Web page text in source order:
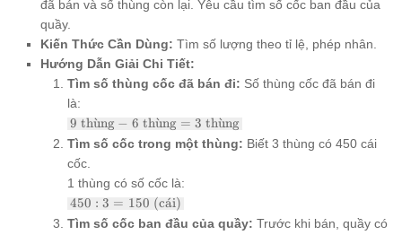
đã bán và số thùng còn lại. Yêu cầu tìm số cốc ban đầu của
quầy.
Kiến Thức Cần Dùng: Tìm số lượng theo tỉ lệ, phép nhân.
Hướng Dẫn Giải Chi Tiết:
Tìm số thùng cốc đã bán đi: Số thùng cốc đã bán đi
là:
9
\text{
thùng}
- 6
\text{
thùng}
= 3
\text{
9 thu
ˋng − 6 thu
ˋng = 3 thu
ˋng
Tìm số cốc trong một thùng: Biết 3 thùng có 450 cái
cốc.
1 thùng có số cốc là:
450 :
3 =
150
450 : 3 = 150 (ca
ˊi)
Tìm số cốc ban đầu của quầy: Trước khi bán, quầy có